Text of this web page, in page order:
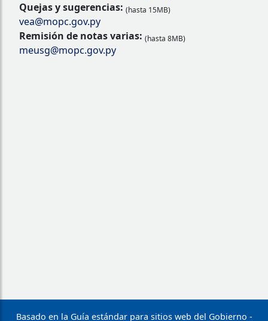
Quejas y sugerencias: (hasta 15MB)
vea@mopc.gov.py
Remisión de notas varias: (hasta 8MB)
meusg@mopc.gov.py
Basado en la Guía estándar para sitios web del Gobierno -